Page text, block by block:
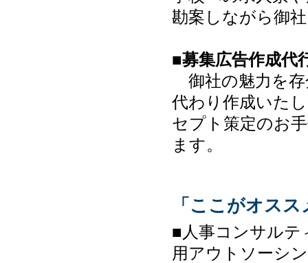
勘案しながら御
■募集広告作成代
御社の魅力を存
代わり作成いた
セプト策定のお
ます。
「ここがオスス
■人事コンサルテ
用アウトソーシ